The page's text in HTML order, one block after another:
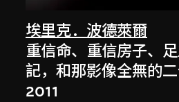
埃里克．波德萊爾
重信命、重信房子、
記，和那影像全無的
2011